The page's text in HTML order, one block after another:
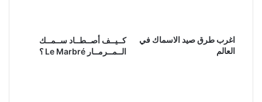
كــيــف أصــطــاد ســمــك
الــمــرمــار Le Marbré ؟
اغرب طرق صيد الاسماك في
العالم